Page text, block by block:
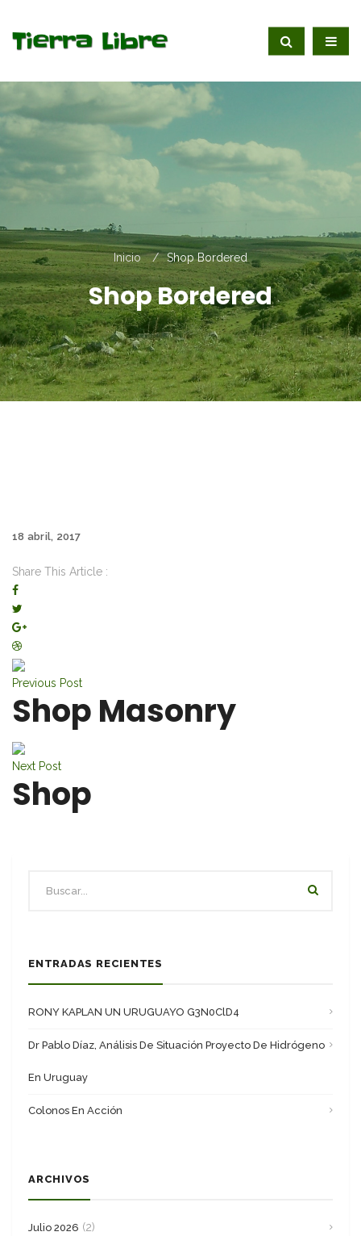
Inicio Shop Bordered
Shop Bordered
18 abril, 2017
Share This Article :
Previous Post
Shop Masonry
Next Post
Shop
ENTRADAS RECIENTES
RONY KAPLAN UN URUGUAYO G3N0ClD4
Dr Pablo Díaz, Análisis De Situación Proyecto De Hidrógeno
En Uruguay
Colonos En Acción
ARCHIVOS
Julio 2026 (2)